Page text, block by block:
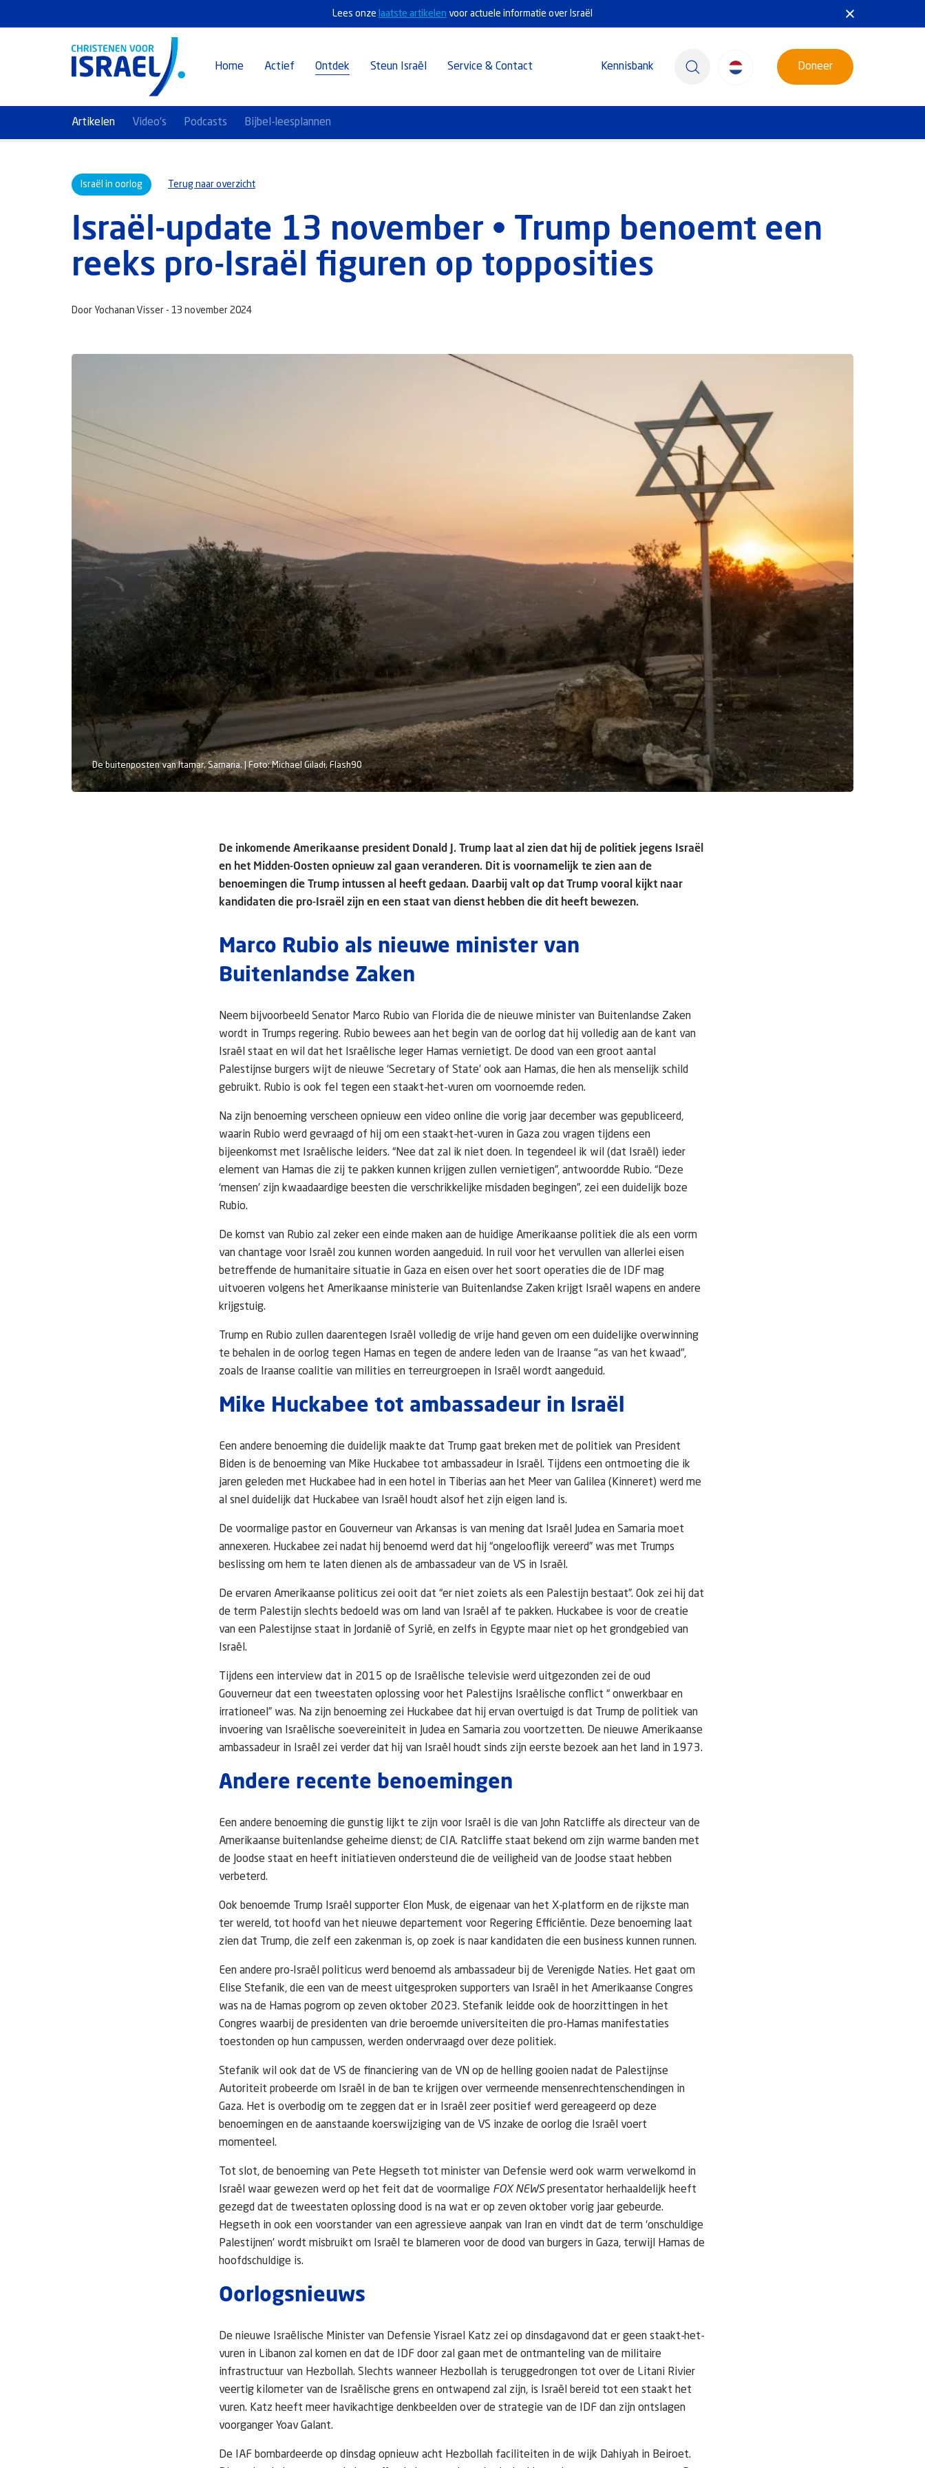
Lees onze laatste artikelen voor actuele informatie over Israël
Home Actief Ontdek Steun Israël Service & Contact Kennisbank Doneer
Artikelen Video's Podcasts Bijbel-leesplannen
Israël in oorlog Terug naar overzicht
Israël-update 13 november • Trump benoemt een
reeks pro-Israël figuren op topposities
Door Yochanan Visser - 13 november 2024
De buitenposten van Itamar, Samaria. | Foto: Michael Giladi, Flash90
De inkomende Amerikaanse president Donald J. Trump laat al zien dat hij de politiek jegens Israël
en het Midden-Oosten opnieuw zal gaan veranderen. Dit is voornamelijk te zien aan de
benoemingen die Trump intussen al heeft gedaan. Daarbij valt op dat Trump vooral kijkt naar
kandidaten die pro-Israël zijn en een staat van dienst hebben die dit heeft bewezen.
Marco Rubio als nieuwe minister van
Buitenlandse Zaken
Neem bijvoorbeeld Senator Marco Rubio van Florida die de nieuwe minister van Buitenlandse Zaken
wordt in Trumps regering. Rubio bewees aan het begin van de oorlog dat hij volledig aan de kant van
Israël staat en wil dat het Israëlische leger Hamas vernietigt. De dood van een groot aantal
Palestijnse burgers wijt de nieuwe ‘Secretary of State’ ook aan Hamas, die hen als menselijk schild
gebruikt. Rubio is ook fel tegen een staakt-het-vuren om voornoemde reden.
Na zijn benoeming verscheen opnieuw een video online die vorig jaar december was gepubliceerd,
waarin Rubio werd gevraagd of hij om een staakt-het-vuren in Gaza zou vragen tijdens een
bijeenkomst met Israëlische leiders. “Nee dat zal ik niet doen. In tegendeel ik wil (dat Israël) ieder
element van Hamas die zij te pakken kunnen krijgen zullen vernietigen”, antwoordde Rubio. “Deze
‘mensen’ zijn kwaadaardige beesten die verschrikkelijke misdaden begingen”, zei een duidelijk boze
Rubio.
De komst van Rubio zal zeker een einde maken aan de huidige Amerikaanse politiek die als een vorm
van chantage voor Israël zou kunnen worden aangeduid. In ruil voor het vervullen van allerlei eisen
betreffende de humanitaire situatie in Gaza en eisen over het soort operaties die de IDF mag
uitvoeren volgens het Amerikaanse ministerie van Buitenlandse Zaken krijgt Israël wapens en andere
krijgstuig.
Trump en Rubio zullen daarentegen Israël volledig de vrije hand geven om een duidelijke overwinning
te behalen in de oorlog tegen Hamas en tegen de andere leden van de Iraanse "as van het kwaad",
zoals de Iraanse coalitie van milities en terreurgroepen in Israël wordt aangeduid.
Mike Huckabee tot ambassadeur in Israël
Een andere benoeming die duidelijk maakte dat Trump gaat breken met de politiek van President
Biden is de benoeming van Mike Huckabee tot ambassadeur in Israël. Tijdens een ontmoeting die ik
jaren geleden met Huckabee had in een hotel in Tiberias aan het Meer van Galilea (Kinneret) werd me
al snel duidelijk dat Huckabee van Israël houdt alsof het zijn eigen land is.
De voormalige pastor en Gouverneur van Arkansas is van mening dat Israël Judea en Samaria moet
annexeren. Huckabee zei nadat hij benoemd werd dat hij “ongelooflijk vereerd” was met Trumps
beslissing om hem te laten dienen als de ambassadeur van de VS in Israël.
De ervaren Amerikaanse politicus zei ooit dat “er niet zoiets als een Palestijn bestaat”. Ook zei hij dat
de term Palestijn slechts bedoeld was om land van Israël af te pakken. Huckabee is voor de creatie
van een Palestijnse staat in Jordanië of Syrië, en zelfs in Egypte maar niet op het grondgebied van
Israël.
Tijdens een interview dat in 2015 op de Israëlische televisie werd uitgezonden zei de oud
Gouverneur dat een tweestaten oplossing voor het Palestijns Israëlische conflict “ onwerkbaar en
irrationeel” was. Na zijn benoeming zei Huckabee dat hij ervan overtuigd is dat Trump de politiek van
invoering van Israëlische soevereiniteit in Judea en Samaria zou voortzetten. De nieuwe Amerikaanse
ambassadeur in Israël zei verder dat hij van Israël houdt sinds zijn eerste bezoek aan het land in 1973.
Andere recente benoemingen
Een andere benoeming die gunstig lijkt te zijn voor Israël is die van John Ratcliffe als directeur van de
Amerikaanse buitenlandse geheime dienst; de CIA. Ratcliffe staat bekend om zijn warme banden met
de Joodse staat en heeft initiatieven ondersteund die de veiligheid van de Joodse staat hebben
verbeterd.
Ook benoemde Trump Israël supporter Elon Musk, de eigenaar van het X-platform en de rijkste man
ter wereld, tot hoofd van het nieuwe departement voor Regering Efficiëntie. Deze benoeming laat
zien dat Trump, die zelf een zakenman is, op zoek is naar kandidaten die een business kunnen runnen.
Een andere pro-Israël politicus werd benoemd als ambassadeur bij de Verenigde Naties. Het gaat om
Elise Stefanik, die een van de meest uitgesproken supporters van Israël in het Amerikaanse Congres
was na de Hamas pogrom op zeven oktober 2023. Stefanik leidde ook de hoorzittingen in het
Congres waarbij de presidenten van drie beroemde universiteiten die pro-Hamas manifestaties
toestonden op hun campussen, werden ondervraagd over deze politiek.
Stefanik wil ook dat de VS de financiering van de VN op de helling gooien nadat de Palestijnse
Autoriteit probeerde om Israël in de ban te krijgen over vermeende mensenrechtenschendingen in
Gaza. Het is overbodig om te zeggen dat er in Israël zeer positief werd gereageerd op deze
benoemingen en de aanstaande koerswijziging van de VS inzake de oorlog die Israël voert
momenteel.
Tot slot, de benoeming van Pete Hegseth tot minister van Defensie werd ook warm verwelkomd in
Israël waar gewezen werd op het feit dat de voormalige FOX NEWS presentator herhaaldelijk heeft
gezegd dat de tweestaten oplossing dood is na wat er op zeven oktober vorig jaar gebeurde.
Hegseth in ook een voorstander van een agressieve aanpak van Iran en vindt dat de term ‘onschuldige
Palestijnen’ wordt misbruikt om Israël te blameren voor de dood van burgers in Gaza, terwijl Hamas de
hoofdschuldige is.
Oorlogsnieuws
De nieuwe Israëlische Minister van Defensie Yisrael Katz zei op dinsdagavond dat er geen staakt-het-
vuren in Libanon zal komen en dat de IDF door zal gaan met de ontmanteling van de militaire
infrastructuur van Hezbollah. Slechts wanneer Hezbollah is teruggedrongen tot over de Litani Rivier
veertig kilometer van de Israëlische grens en ontwapend zal zijn, is Israël bereid tot een staakt het
vuren. Katz heeft meer havikachtige denkbeelden over de strategie van de IDF dan zijn ontslagen
voorganger Yoav Galant.
De IAF bombardeerde op dinsdag opnieuw acht Hezbollah faciliteiten in de wijk Dahiyah in Beiroet.